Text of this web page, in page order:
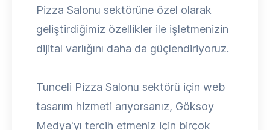
Pizza Salonu sektörüne özel olarak
geliştirdiğimiz özellikler ile işletmenizin
dijital varlığını daha da güçlendiriyoruz.
Tunceli Pizza Salonu sektörü için web
tasarım hizmeti arıyorsanız, Göksoy
Medya'yı tercih etmeniz için birçok